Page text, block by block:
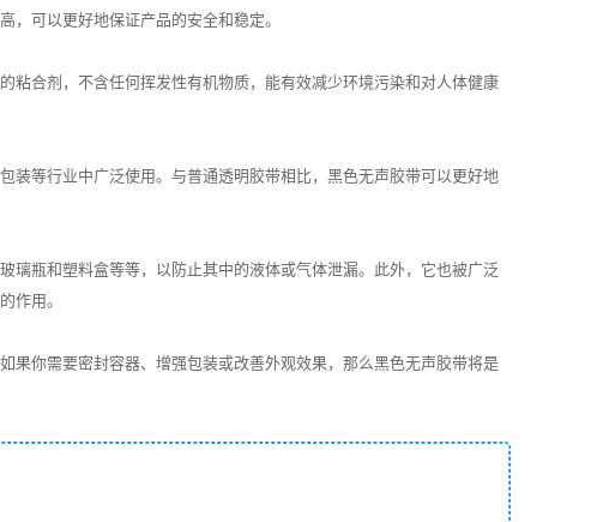
，可以更好地保证产品的安全和稳定。
粘合剂，不含任何挥发性有机物质，能有效减少环境污染和对人体健康
装等行业中广泛使用。与普通透明胶带相比，黑色无声胶带可以更好地
璃瓶和塑料盒等等，以防止其中的液体或气体泄漏。此外，它也被广泛
作用。
果你需要密封容器、增强包装或改善外观效果，那么黑色无声胶带将是